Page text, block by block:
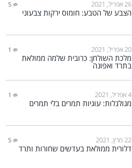
26 אפריל, 2021 5
הצבע של הטבע: חומוס ירקות צבעוני
20 אפריל, 2021 1
מלכת השולחן: כרובית שלמה ממולאת
בתרד ואפונה
4 אפריל, 2021 1
מגולגלות: עוגיות תמרים בלי תמרים
22 מרץ, 2021 5
דלורית ממולאת בעדשים שחורות ותרד